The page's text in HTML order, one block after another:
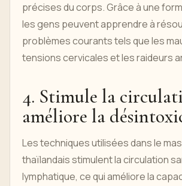
précises du corps. Grâce à une
les gens peuvent apprendre à
problèmes courants tels que les
tensions cervicales et les raideurs
4. Stimule la
améliore la
Les techniques utilisées dans le
thaïlandais stimulent la circulation
lymphatique, ce qui améliore la